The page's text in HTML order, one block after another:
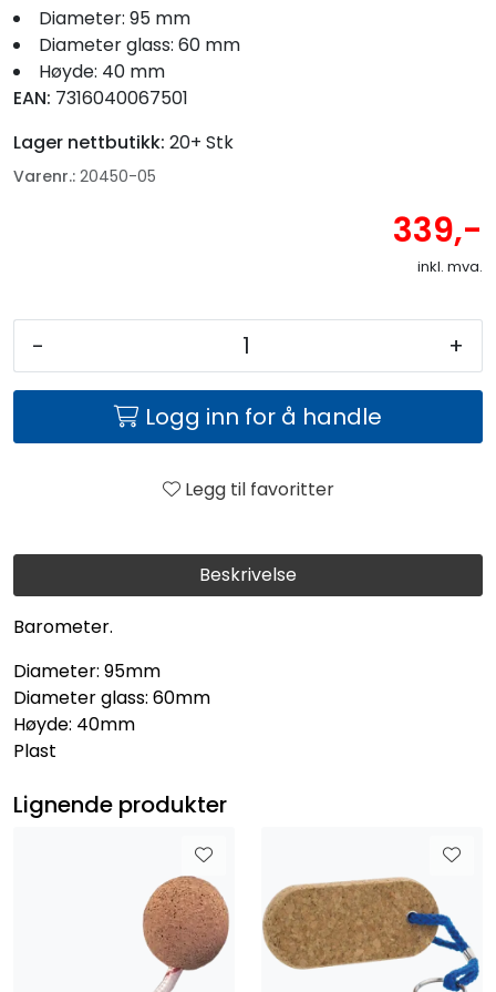
Beskrivelse
Barometer.
Diameter: 95mm
Diameter glass: 60mm
Høyde: 40mm
Plast
Diameter: 95 mm
Diameter glass: 60 mm
Høyde: 40 mm
EAN: 7316040067501
Lager nettbutikk: 20+ Stk
Varenr.: 20450-05
339,-
inkl. mva.
- +
Logg inn for å handle
Legg til favoritter
Lignende produkter